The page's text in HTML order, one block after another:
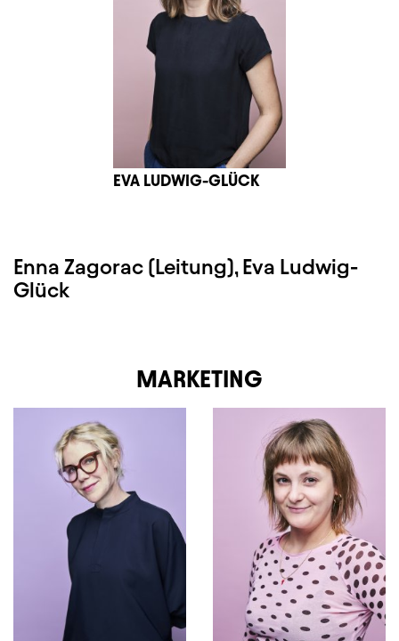
EVA LUDWIG-GLÜCK
Enna Zagorac (Leitung), Eva Ludwig-
Glück
MARKETING